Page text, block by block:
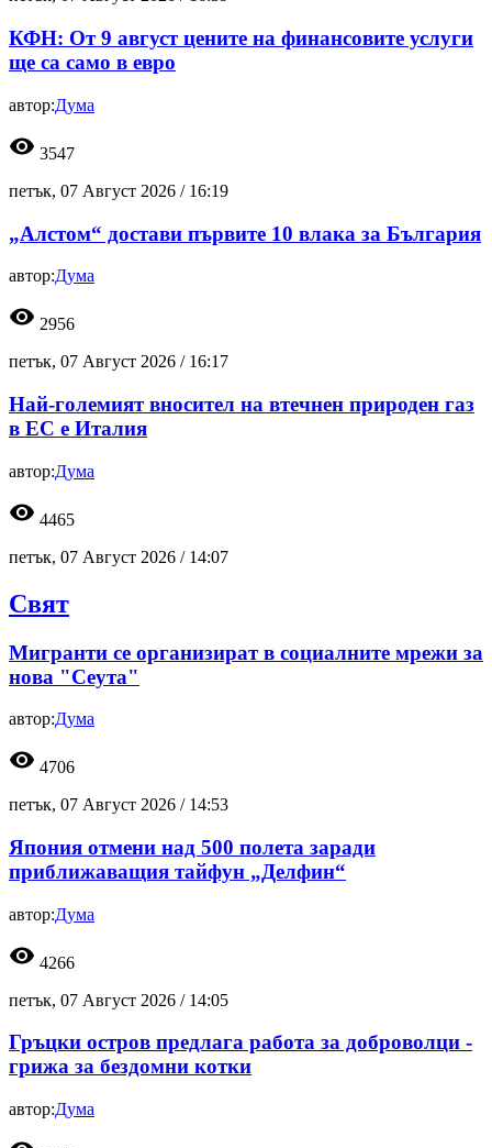
КФН: От 9 август цените на финансовите услуги
ще са само в евро
автор:Дума
visibility 3547
петък, 07 Август 2026 / 16:19
„Алстом“ достави първите 10 влака за България
автор:Дума
visibility 2956
петък, 07 Август 2026 / 16:17
Най-големият вносител на втечнен природен газ
в ЕС е Италия
автор:Дума
visibility 4465
петък, 07 Август 2026 / 14:07
Свят
Мигранти се организират в социалните мрежи за
нова "Сеута"
автор:Дума
visibility 4706
петък, 07 Август 2026 / 14:53
Япония отмени над 500 полета заради
приближаващия тайфун „Делфин“
автор:Дума
visibility 4266
петък, 07 Август 2026 / 14:05
Гръцки остров предлага работа за доброволци -
грижа за бездомни котки
автор:Дума